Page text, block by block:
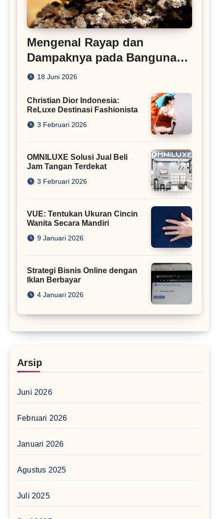
Mengenal Rayap dan
Dampaknya pada Bangunan
Rumah
18 Juni 2026
Christian Dior Indonesia:
ReLuxe Destinasi Fashionista
3 Februari 2026
OMNILUXE Solusi Jual Beli
Jam Tangan Terdekat
3 Februari 2026
VUE: Tentukan Ukuran Cincin
Wanita Secara Mandiri
9 Januari 2026
Strategi Bisnis Online dengan
Iklan Berbayar
4 Januari 2026
Arsip
Juni 2026
Februari 2026
Januari 2026
Agustus 2025
Juli 2025